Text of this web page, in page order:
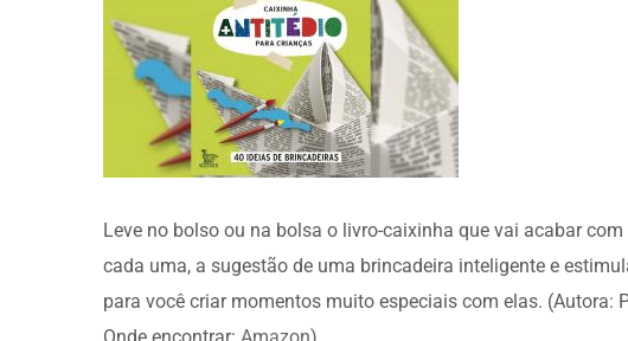
Leve no bolso ou na bolsa o livro-caixinha que vai acabar
cada uma, a sugestão de uma brincadeira inteligente e
para você criar momentos muito especiais com elas. (Autora: